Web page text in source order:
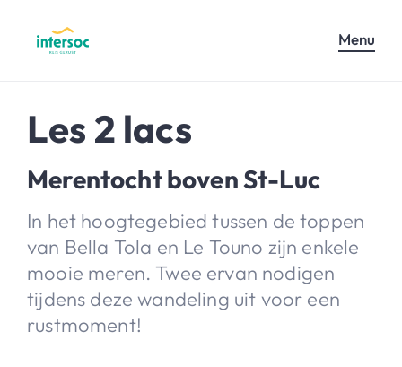
Menu
Les 2 lacs
Merentocht boven St-Luc
In het hoogtegebied tussen de toppen
van Bella Tola en Le Touno zijn enkele
mooie meren. Twee ervan nodigen
tijdens deze wandeling uit voor een
rustmoment!